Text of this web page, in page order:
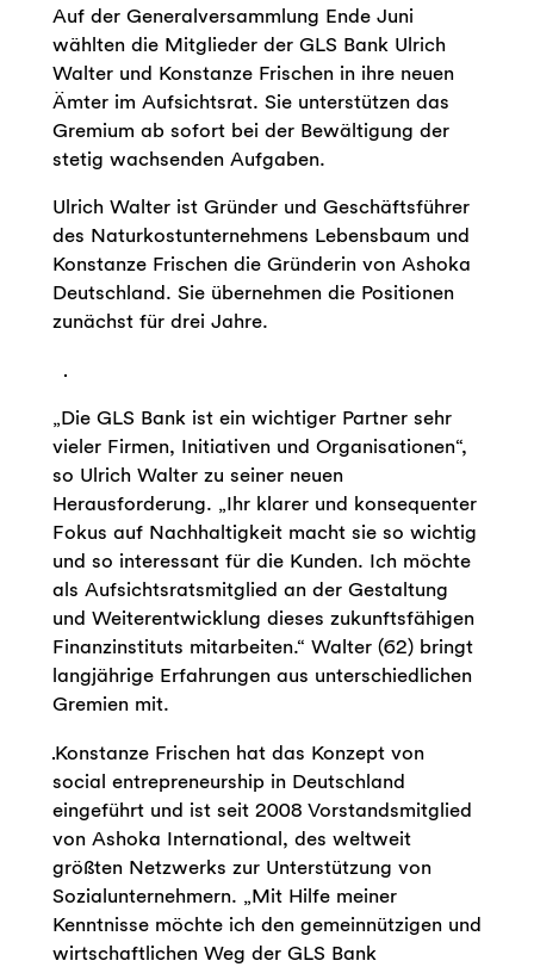
Auf der Generalversammlung Ende Juni
wählten die Mitglieder der GLS Bank Ulrich
Walter und Konstanze Frischen in ihre neuen
Ämter im Aufsichtsrat. Sie unterstützen das
Gremium ab sofort bei der Bewältigung der
stetig wachsenden Aufgaben.
Ulrich Walter ist Gründer und Geschäftsführer
des Naturkostunternehmens Lebensbaum und
Konstanze Frischen die Gründerin von Ashoka
Deutschland. Sie übernehmen die Positionen
zunächst für drei Jahre.
„Die GLS Bank ist ein wichtiger Partner sehr
vieler Firmen, Initiativen und Organisationen“,
so Ulrich Walter zu seiner neuen
Herausforderung. „Ihr klarer und konsequenter
Fokus auf Nachhaltigkeit macht sie so wichtig
und so interessant für die Kunden. Ich möchte
als Aufsichtsratsmitglied an der Gestaltung
und Weiterentwicklung dieses zukunftsfähigen
Finanzinstituts mitarbeiten.“ Walter (62) bringt
langjährige Erfahrungen aus unterschiedlichen
Gremien mit.
Konstanze Frischen hat das Konzept von
social entrepreneurship in Deutschland
eingeführt und ist seit 2008 Vorstandsmitglied
von Ashoka International, des weltweit
größten Netzwerks zur Unterstützung von
Sozialunternehmern. „Mit Hilfe meiner
Kenntnisse möchte ich den gemeinnützigen und
wirtschaftlichen Weg der GLS Bank